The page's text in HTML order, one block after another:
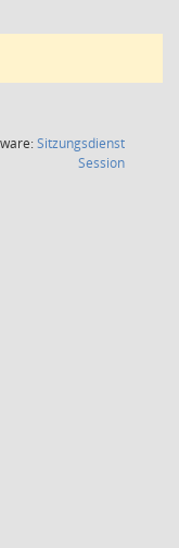
Sitzungsdienst
Session(Wird in